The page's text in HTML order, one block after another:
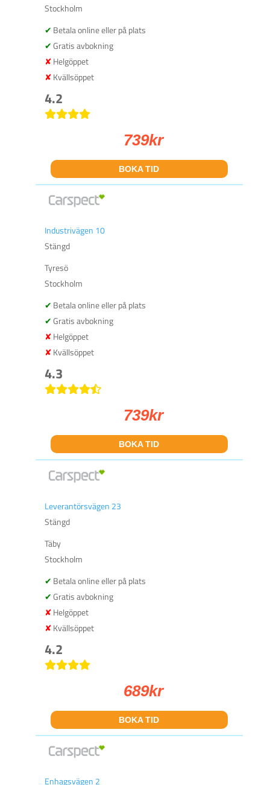
Stockholm
Betala online eller på plats
Gratis avbokning
Helgöppet
Kvällsöppet
4.2
739kr
BOKA TID
Industrivägen 10
Stängd
Tyresö
Stockholm
Betala online eller på plats
Gratis avbokning
Helgöppet
Kvällsöppet
4.3
739kr
BOKA TID
Leverantörsvägen 23
Stängd
Täby
Stockholm
Betala online eller på plats
Gratis avbokning
Helgöppet
Kvällsöppet
4.2
689kr
BOKA TID
Enhagsvägen 2